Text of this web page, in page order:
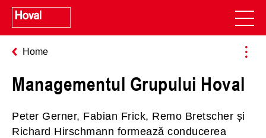
Home
Managementul Grupului Hoval
Peter Gerner, Fabian Frick, Remo Bretscher și
Richard Hirschmann formează conducerea